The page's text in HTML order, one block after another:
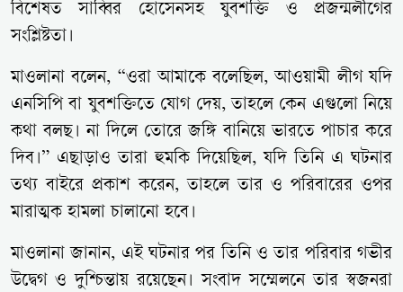
বিশেষত সাব্বির হোসেনসহ যুবশক্তি ও প্রজন্মলীগের
সংশ্লিষ্টতা।
মাওলানা বলেন, “ওরা আমাকে বলেছিল, আওয়ামী লীগ যদি
এনসিপি বা যুবশক্তিতে যোগ দেয়, তাহলে কেন এগুলো নিয়ে
কথা বলছ। না দিলে তোরে জঙ্গি বানিয়ে ভারতে পাচার করে
দিব।” এছাড়াও তারা হুমকি দিয়েছিল, যদি তিনি এ ঘটনার
তথ্য বাইরে প্রকাশ করেন, তাহলে তার ও পরিবারের ওপর
মারাত্মক হামলা চালানো হবে।
মাওলানা জানান, এই ঘটনার পর তিনি ও তার পরিবার গভীর
উদ্বেগ ও দুশ্চিন্তায় রয়েছেন। সংবাদ সম্মেলনে তার স্বজনরা